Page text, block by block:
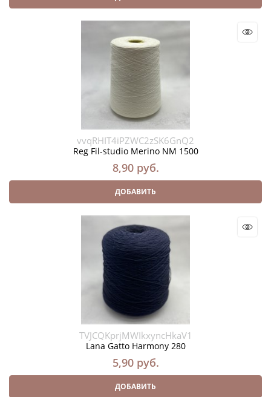
vvqRHIT4iPZWC2zSK6GnQ2
Reg Fil-studio Merino NM 1500
8,90 руб.
ДОБАВИТЬ
TVJCQKprjMWIkxyncHkaV1
Lana Gatto Harmony 280
5,90 руб.
ДОБАВИТЬ